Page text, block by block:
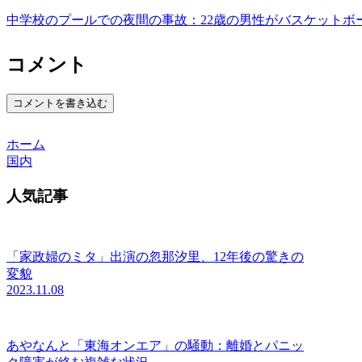
中学校のプールでの夜間の事故：22歳の男性がバスケットボ
コメント
コメントを書き込む
ホーム
国内
人気記事
「家政婦のミタ」出演の忽那汐里、12年後の驚きの
変貌
2023.11.08
あやなんと「東海オンエア」の騒動：離婚とパニッ